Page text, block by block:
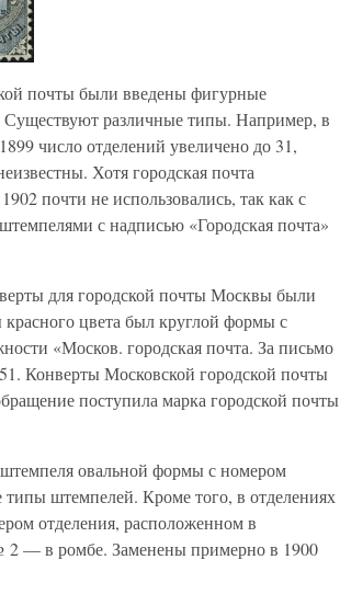
почты были введены фигурные
различные типы. Например, в
число отделений увеличено до 31,
Хотя городская почта
почти не использовались, так как с
с надписью «Городская почта»
для городской почты Москвы были
цвета был круглой формы с
«Москов. городская почта. За письмо
Конверты Московской городской почты
поступила марка городской почты
штемпеля овальной формы с номером
штемпелей. Кроме того, в отделениях
отделения, расположенном в
2 — в ромбе. Заменены примерно в 1900